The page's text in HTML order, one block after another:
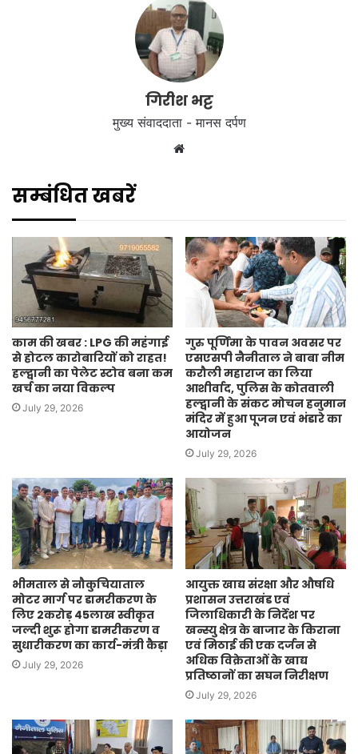
गिरीश भट्ट
मुख्य संवाददाता - मानस दर्पण
Website
सम्बंधित खबरें
काम की खबर : LPG की महंगाई
से होटल कारोबारियों को राहत!
हल्द्वानी का पेलेट स्टोव बना कम
खर्च का नया विकल्प
July 29, 2026
गुरु पूर्णिमा के पावन अवसर पर
एसएसपी नैनीताल ने बाबा नीम
करौली महाराज का लिया
आशीर्वाद, पुलिस के कोतवाली
हल्द्वानी के संकट मोचन हनुमान
मंदिर में हुआ पूजन एवं भंडारे का
आयोजन
July 29, 2026
भीमताल से नौकुचियाताल
मोटर मार्ग पर डामरीकरण के
लिए 2करोड़ 45लाख स्वीकृत
जल्दी शुरू होगा डामरीकरण व
सुधारीकरण का कार्य-मंत्री कैड़ा
July 29, 2026
आयुक्त खाद्य संरक्षा और औषधि
प्रशासन उत्तराखंड एवं
जिलाधिकारी के निर्देश पर
खन्स्यु क्षेत्र के बाजार के किराना
एवं मिठाई की एक दर्जन से
अधिक विक्रेताओं के खाद्य
प्रतिष्ठानों का सघन निरीक्षण
July 29, 2026